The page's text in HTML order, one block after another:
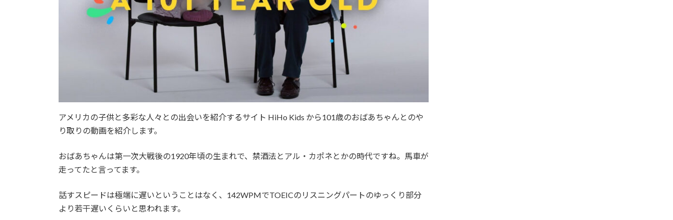
アメリカの子供と多彩な人々との出会いを紹介するサイト HiHo Kids から101歳のおばあちゃんとのや
り取りの動画を紹介します。
おばあちゃんは第一次大戦後の1920年頃の生まれで、禁酒法とアル・カポネとかの時代ですね。馬車が
走ってたと言ってます。
話すスピードは極端に遅いということはなく、142WPMでTOEICのリスニングパートのゆっくり部分
より若干遅いくらいと思われます。